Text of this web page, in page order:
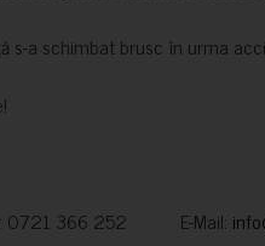
s-a schimbat brusc în urma
0721 366 252 E-Mail: